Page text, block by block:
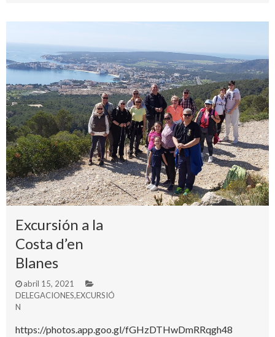
Excursión a la
Costa d’en
Blanes
abril 15, 2021
DELEGACIONES,EXCURSIÓ
N
https://photos.app.goo.gl/fGHzDTHwDmRRqgh48